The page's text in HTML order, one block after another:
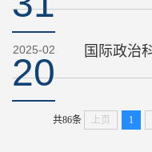
2025-02
20 国际政治
共86条 上页 1